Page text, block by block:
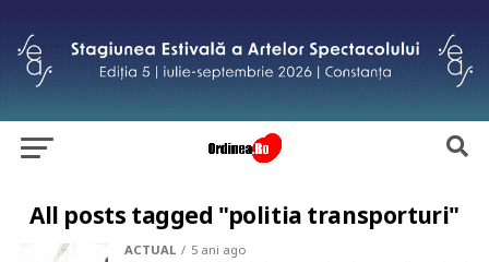
All posts tagged "politia transporturi"
ACTUAL 5 ani ago